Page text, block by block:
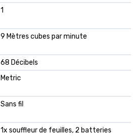
‎1
‎9 Mètres cubes par minute
‎68 Décibels
‎Metric
‎Sans fil
‎1x souffleur de feuilles, 2 batteries